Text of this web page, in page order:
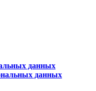
данных
данных